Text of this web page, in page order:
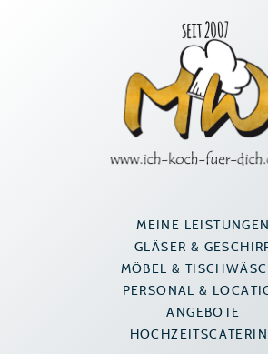
MEINE LEISTUNGEN
GLÄSER &
MÖBEL &
PERSONAL &
ANGEBOTE